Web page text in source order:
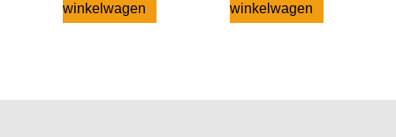
winkelwagen
winkelwagen